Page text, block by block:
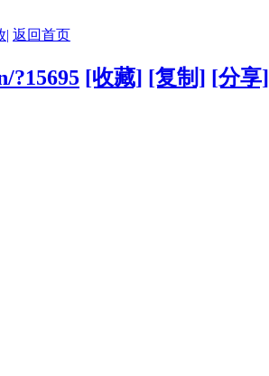
| 返回首页
?15695 [收藏] [复制] [分享]